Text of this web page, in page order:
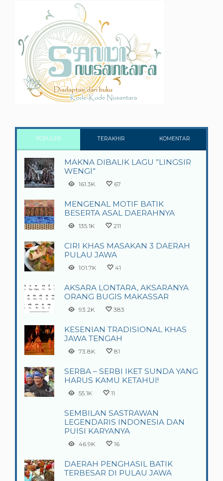
POPULER TERAKHIR KOMENTAR
MAKNA DIBALIK LAGU ”LINGSIR
WENGI”
161.3K 67
MENGENAL MOTIF BATIK
BESERTA ASAL DAERAHNYA
135.1K 211
CIRI KHAS MASAKAN 3 DAERAH
PULAU JAWA
101.7K 41
AKSARA LONTARA, AKSARANYA
ORANG BUGIS MAKASSAR
93.2K 383
KESENIAN TRADISIONAL KHAS
JAWA TENGAH
73.8K 81
SERBA – SERBI IKET SUNDA YANG
HARUS KAMU KETAHUI!
55.1K 11
SEMBILAN SASTRAWAN
LEGENDARIS INDONESIA DAN
PUISI KARYANYA
46.9K 16
DAERAH PENGHASIL BATIK
TERBESAR DI PULAU JAWA